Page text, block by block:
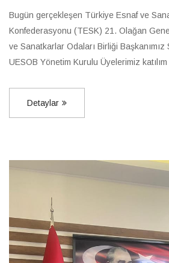
Bugün gerçekleşen Türkiye Esnaf ve
Konfederasyonu (TESK) 21. Olağan
ve Sanatkarlar Odaları Birliği Başkanımız
UESOB Yönetim Kurulu Üyelerimiz katılım
Detaylar